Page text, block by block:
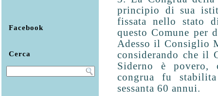
Facebook
Cerca
principio di sua
fissata nello stato
questo Comune per
Adesso il Consiglio
considerando che il
Siderno è povero,
congrua fu
sessanta 60 annui.